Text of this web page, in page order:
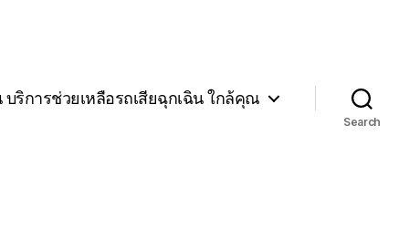
ริการช่วยเหลือรถเสียฉุกเฉิน ใกล้คุณ
Search